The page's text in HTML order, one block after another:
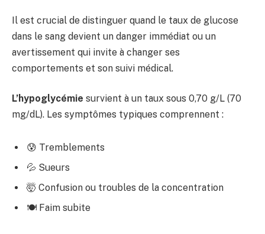
Il est crucial de distinguer quand le taux de glucose
dans le sang devient un danger immédiat ou un
avertissement qui invite à changer ses
comportements et son suivi médical.
L’hypoglycémie survient à un taux sous 0,70 g/L (70
mg/dL). Les symptômes typiques comprennent :
😰 Tremblements
💦 Sueurs
🤯 Confusion ou troubles de la concentration
🍽️ Faim subite